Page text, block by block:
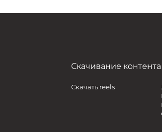
Скачивание контента
Скачать reels